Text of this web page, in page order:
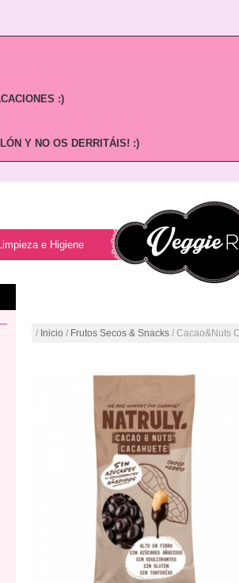
:)
Y NO OS DERRITÁIS! :)
e Higiene
/ Inicio / Frutos Secos & Snacks / Cacao&Nuts